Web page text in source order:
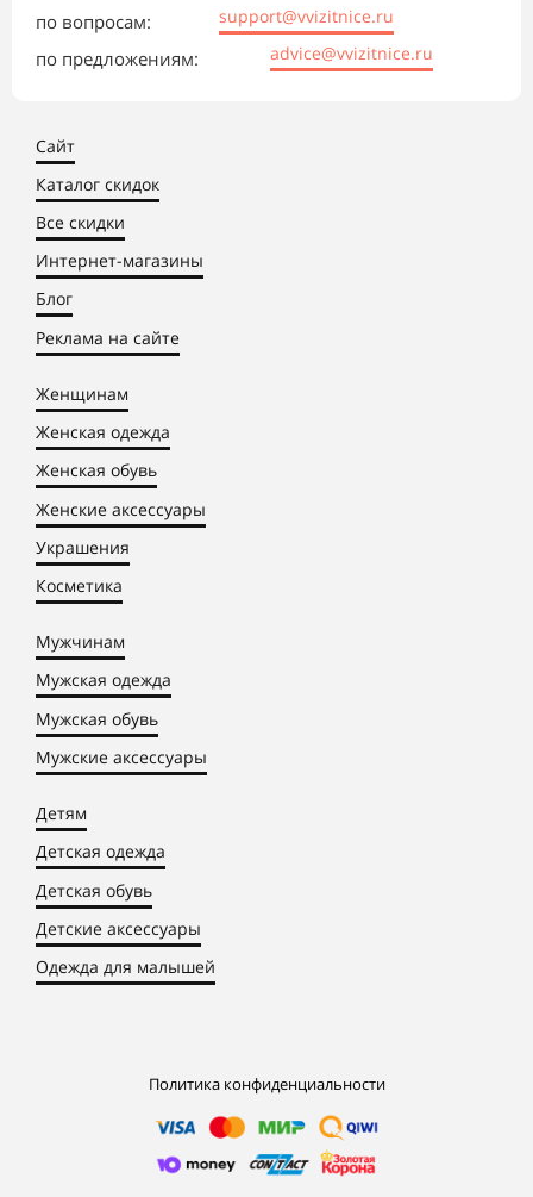
по вопросам: support@vvizitnice.ru
по предложениям: advice@vvizitnice.ru
Сайт
Каталог скидок
Все скидки
Интернет-магазины
Блог
Реклама на сайте
Женщинам
Женская одежда
Женская обувь
Женские аксессуары
Украшения
Косметика
Мужчинам
Мужская одежда
Мужская обувь
Мужские аксессуары
Детям
Детская одежда
Детская обувь
Детские аксессуары
Одежда для малышей
Политика конфиденциальности